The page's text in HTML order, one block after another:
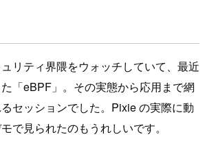
リティ界隈をウォッチしていて、最近
「eBPF」。その実態から応用まで網
セッションでした。Pixie の実際に動
で見られたのもうれしいです。